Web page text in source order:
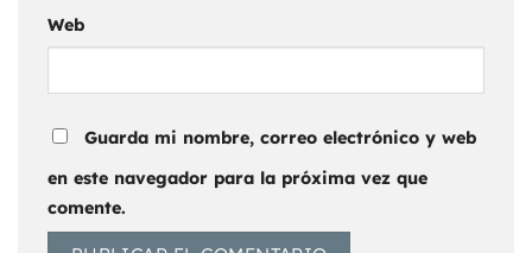
Web
Guarda mi nombre, correo electrónico y web
en este navegador para la próxima vez que
comente.